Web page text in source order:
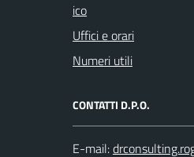
ico
Uffici e orari
Numeri utili
CONTATTI D.P.O.
E-mail: